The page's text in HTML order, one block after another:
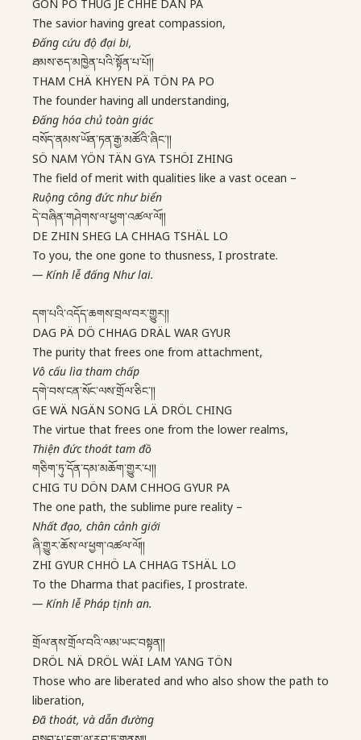
GÖN PO THUG JE CHHE DÄN PA
The savior having great compassion,
Đấng cứu độ đại bi,
ཐམས་ཅད་མཁྱེན་པའི་སྟོན་པ་པོ།།
THAM CHÄ KHYEN PÄ TÖN PA PO
The founder having all understanding,
Đấng hóa chủ toàn giác
བསོད་ནམས་ཡོན་ཏན་རྒྱ་མཚོའི་ཞིང་།།
SÖ NAM YÖN TÄN GYA TSHÖI ZHING
The field of merit with qualities like a vast ocean –
Ruộng công đức như biển
དེ་བཞིན་གཤེགས་ལ་ཕྱག་འཚལ་ལོ།།
DE ZHIN SHEG LA CHHAG TSHÄL LO
To you, the one gone to thusness, I prostrate.
— Kính lễ đấng Như lai.
དག་པའི་འདོད་ཆགས་བྲལ་བར་གྱུར།།
DAG PÄ DÖ CHHAG DRÄL WAR GYUR
The purity that frees one from attachment,
Vô cấu lìa tham chấp
དགེ་བས་ངན་སོང་ལས་གྲོལ་ཅིང་།།
GE WÄ NGÄN SONG LÄ DRÖL CHING
The virtue that frees one from the lower realms,
Thiện đức thoát tam đồ
གཅིག་ཏུ་དོན་དམ་མཆོག་གྱུར་པ།།
CHIG TU DÖN DAM CHHOG GYUR PA
The one path, the sublime pure reality –
Nhất đạo, chân cảnh giới
ཞི་གྱུར་ཆོས་ལ་ཕྱག་འཚལ་ལོ།།
ZHI GYUR CHHÖ LA CHHAG TSHÄL LO
To the Dharma that pacifies, I prostrate.
— Kính lễ Pháp tịnh an.
གྲོལ་ནས་གྲོལ་བའི་ལམ་ཡང་བསྟན།།
DRÖL NÄ DRÖL WÄI LAM YANG TÖN
Those who are liberated and who also show the path to
liberation,
Đã thoát, và dẫn đường